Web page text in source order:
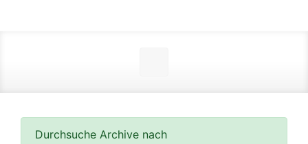
Durchsuche Archive nach